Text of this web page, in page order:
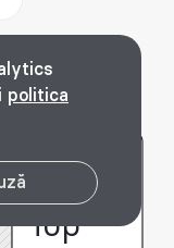
politica
Top